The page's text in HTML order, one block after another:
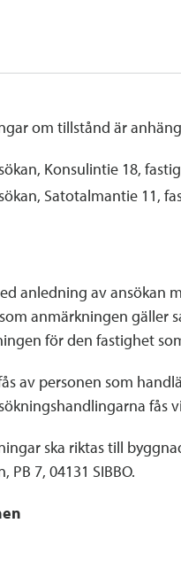
om tillstånd är
Konsulintie 18,
Satotalmantie 11,
anledning av ansökan
anmärkningen gäller
för den fastighet
av personen som
ska riktas till
PB 7, 04131 SIBBO.